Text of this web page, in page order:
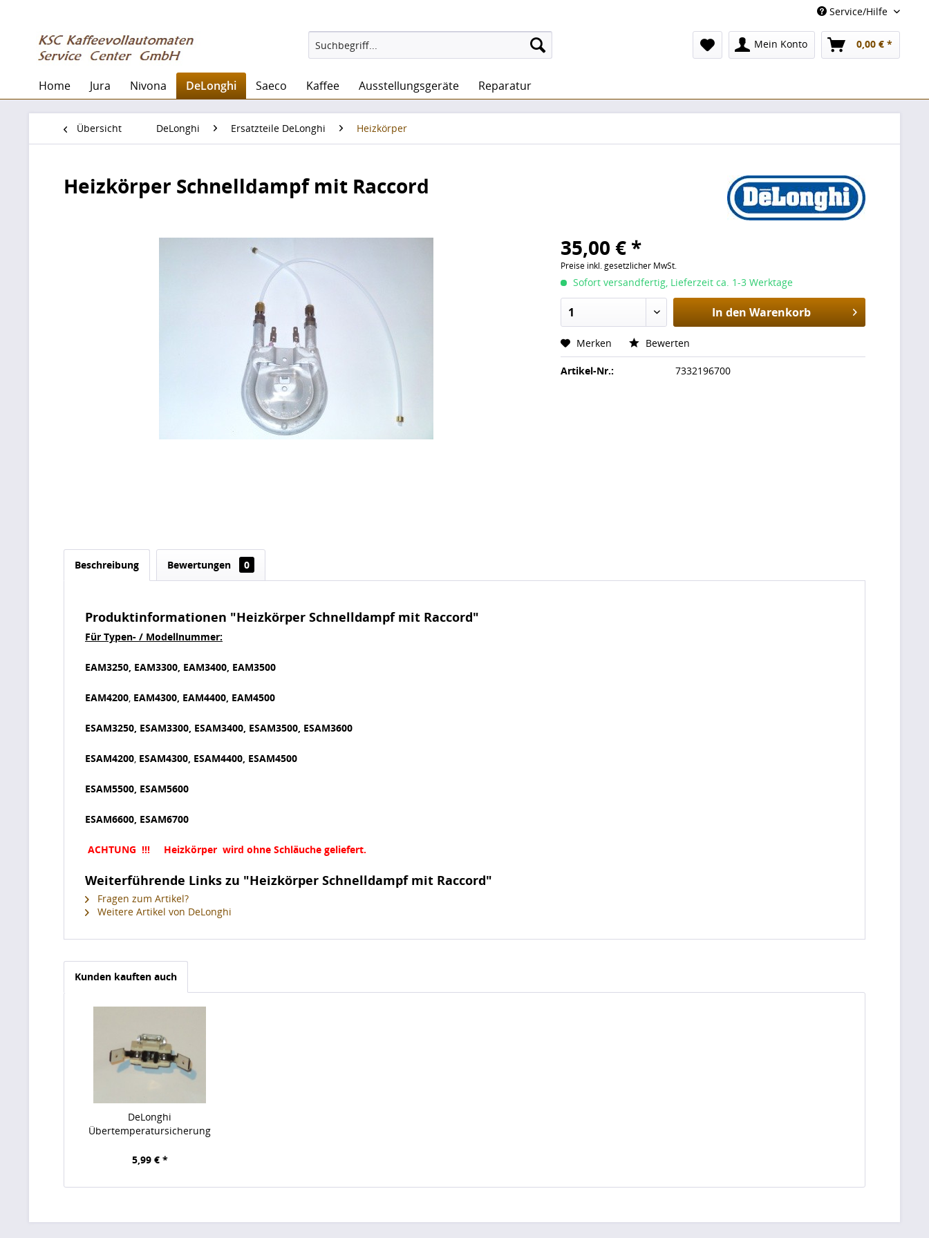
Service/Hilfe
Mein Konto 0,00 € *
Home Jura Nivona DeLonghi Saeco Kaffee Ausstellungsgeräte Reparatur
Übersicht DeLonghi Ersatzteile DeLonghi Heizkörper
Heizkörper Schnelldampf mit Raccord
35,00 € *
Preise inkl. gesetzlicher MwSt.
Sofort versandfertig, Lieferzeit ca. 1-3 Werktage
In den Warenkorb
Merken Bewerten
Artikel-Nr.: 7332196700
Beschreibung Bewertungen 0
Produktinformationen "Heizkörper Schnelldampf mit Raccord"
Für Typen- / Modellnummer:
EAM3250, EAM3300, EAM3400, EAM3500
EAM4200, EAM4300, EAM4400, EAM4500
ESAM3250, ESAM3300, ESAM3400, ESAM3500, ESAM3600
ESAM4200, ESAM4300, ESAM4400, ESAM4500
ESAM5500, ESAM5600
ESAM6600, ESAM6700
ACHTUNG !!! Heizkörper wird ohne Schläuche geliefert.
Weiterführende Links zu "Heizkörper Schnelldampf mit Raccord"
Fragen zum Artikel?
Weitere Artikel von DeLonghi
Kunden kauften auch
DeLonghi
Übertemperatursicherung
5,99 € *